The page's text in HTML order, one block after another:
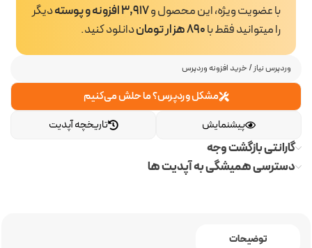
وردپرس نیاز/خرید افزونه وردپرس
مشکل وردپرس؟ ما حلش می‌کنیم
تاریخچه آپدیت
پیشنمایش
گارانتی بازگشت وجه
دسترسی همیشگی به آپدیت ها
با عضویت ویژه، این محصول و3,917 افزونه و پوسته
دیگر
را میتوانید فقط با890 هزار تومان دانلود کنید.
توضیحات